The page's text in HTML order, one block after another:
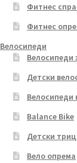
Фитнес
Фитнес
Велосипеди
Велосипеди
Детски
Велосипеди
Balance Bike
Детски
Вело опрема